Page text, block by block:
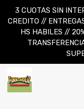
3 CUOTAS SIN
CREDITO //
HS HABILES //